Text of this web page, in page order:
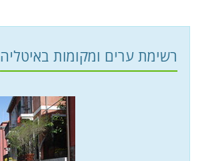
רשימת ערים ומקומות באיטליה